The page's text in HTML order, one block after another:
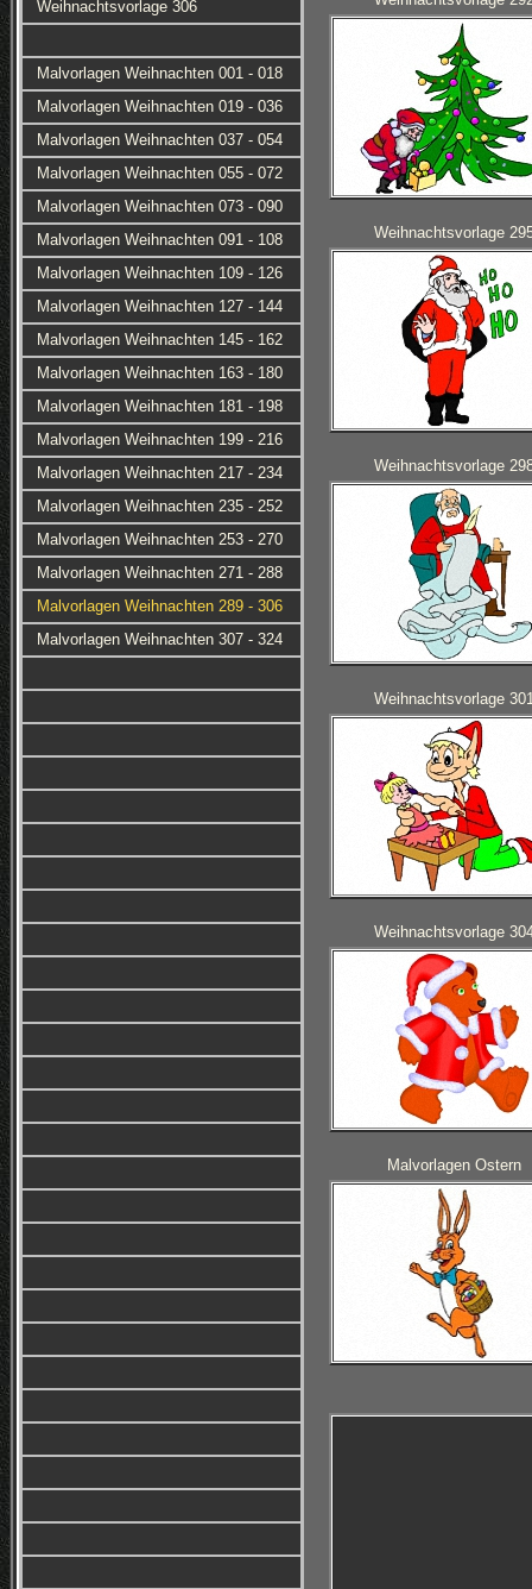
Weihnachtsvorlage 306
Malvorlagen Weihnachten 001 - 018
Malvorlagen Weihnachten 019 - 036
Malvorlagen Weihnachten 037 - 054
Malvorlagen Weihnachten 055 - 072
Malvorlagen Weihnachten 073 - 090
Malvorlagen Weihnachten 091 - 108
Malvorlagen Weihnachten 109 - 126
Malvorlagen Weihnachten 127 - 144
Malvorlagen Weihnachten 145 - 162
Malvorlagen Weihnachten 163 - 180
Malvorlagen Weihnachten 181 - 198
Malvorlagen Weihnachten 199 - 216
Malvorlagen Weihnachten 217 - 234
Malvorlagen Weihnachten 235 - 252
Malvorlagen Weihnachten 253 - 270
Malvorlagen Weihnachten 271 - 288
Malvorlagen Weihnachten 289 - 306
Malvorlagen Weihnachten 307 - 324
Weihnachtsvorlage
Weihnachtsvorlage
Weihnachtsvorlage
Weihnachtsvorlage
Malvorlagen Ostern